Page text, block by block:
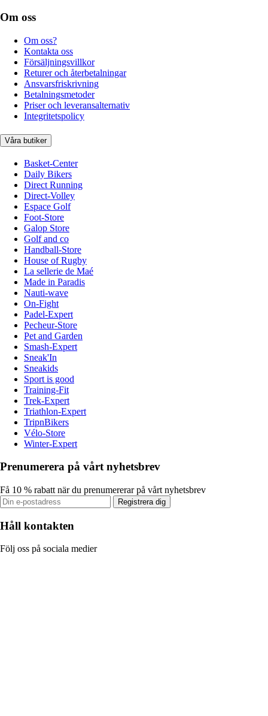
Om oss
Om oss?
Kontakta oss
Försäljningsvillkor
Returer och återbetalningar
Ansvarsfriskrivning
Betalningsmetoder
Priser och leveransalternativ
Integritetspolicy
Våra butiker
Basket-Center
Daily Bikers
Direct Running
Direct-Volley
Espace Golf
Foot-Store
Galop Store
Golf and co
Handball-Store
House of Rugby
La sellerie de Maé
Made in Paradis
Nauti-wave
On-Fight
Padel-Expert
Pecheur-Store
Pet and Garden
Smash-Expert
Sneak'In
Sneakids
Sport is good
Training-Fit
Trek-Expert
Triathlon-Expert
TripnBikers
Vélo-Store
Winter-Expert
Prenumerera på vårt nyhetsbrev
Få 10 % rabatt när du prenumererar på vårt nyhetsbrev
Registrera dig
Håll kontakten
Följ oss på sociala medier